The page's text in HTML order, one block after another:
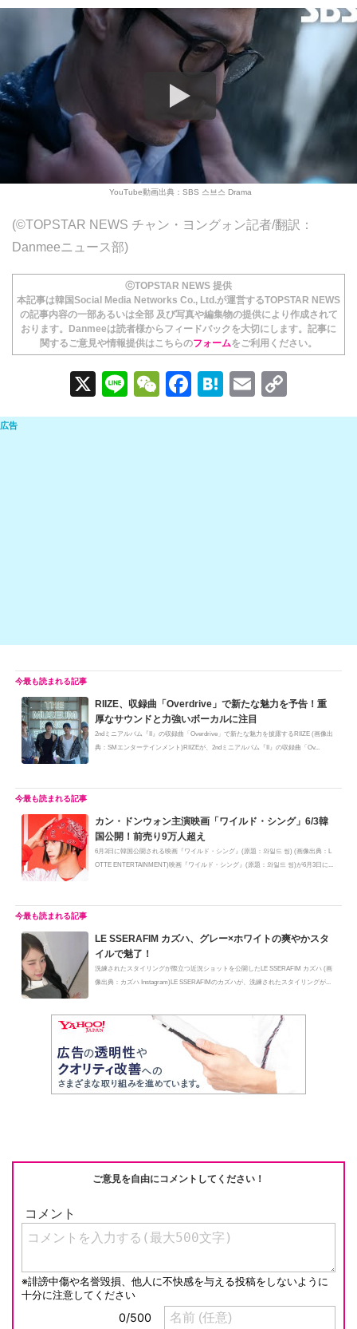
YouTube動画出典：SBS 스브스 Drama
(©TOPSTAR NEWS チャン・ヨングォン記者/翻訳：
Danmeeニュース部)
ⓒTOPSTAR NEWS 提供
本記事は韓国Social Media Networks Co., Ltd.が運営するTOPSTAR NEWS
の記事内容の一部あるいは全部 及び写真や編集物の提供により作成されて
おります。Danmeeは読者様からフィードバックを大切にします。記事に
関するご意見や情報提供はこちらのフォームをご利用ください。
X
Li
n
W
e
F
a
H
at
E
m o
RIIZE、収録曲「Overdrive」で新たな魅力を予告！重
厚なサウンドと力強いボーカルに注目
2ndミニアルバム『II』の収録曲「Overdrive」で新たな魅力を披露するRIIZE (画像出
典：SMエンターテインメント)RIIZEが、2ndミニアルバム『II』の収録曲「Ov...
カン・ドンウォン主演映画「ワイルド・シング」6/3韓
国公開！前売り9万人超え
6月3日に韓国公開される映画『ワイルド・シング』(原題：와일드 씽) (画像出典：L
OTTE ENTERTAINMENT)映画『ワイルド・シング』(原題：와일드 씽)が6月3日に...
LE SSERAFIM カズハ、グレー×ホワイトの爽やかスタ
イルで魅了！
洗練されたスタイリングが際立つ近況ショットを公開したLE SSERAFIM カズハ (画
像出典：カズハ Instagram)LE SSERAFIMのカズハが、洗練されたスタイリングが...
ご意見を自由にコメントしてください！